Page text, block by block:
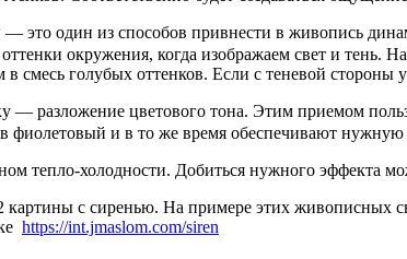
— это один из способов привнести в живопись
окружения, когда изображаем свет и тень.
в смесь голубых оттенков. Если с теневой стороны
— разложение цветового тона. Этим приемом
фиолетовый и в то же время обеспечивают нужную
тепло-холодности. Добиться нужного эффекта
с сиренью. На примере этих живописных
https://int.jmaslom.com/siren